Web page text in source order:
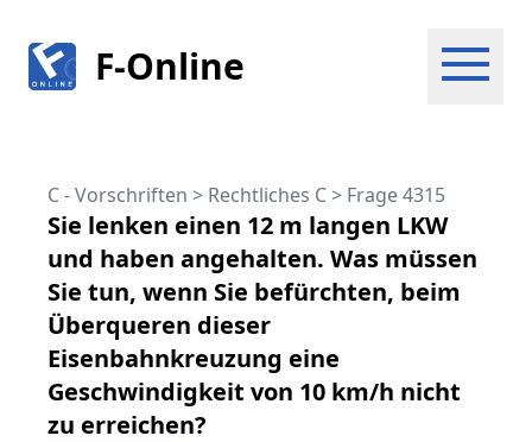
F-Online
C - Vorschriften > Rechtliches C> Frage 4315
Sie lenken einen 12 m langen LKW
und haben angehalten. Was müssen
Sie tun, wenn Sie befürchten, beim
Überqueren dieser
Eisenbahnkreuzung eine
Geschwindigkeit von 10 km/h nicht
zu erreichen?